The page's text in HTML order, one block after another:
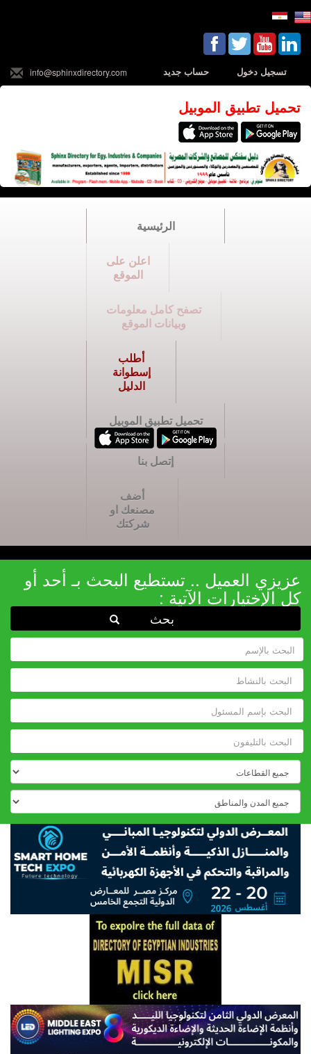
تسجيل دخول حساب جديد info@sphinxdirectory.com
تحميل تطبيق الموبيل
الرئيسية
اعلن على
الموقع
تصفح كامل معلومات
وبيانات الموقع
أطلب
إسطوانة
الدليل
تحميل تطبيق الموبيل
إتصل بنا
أضف
مصنعك او
شركتك
عزيزي العميل .. تستطيع البحث بـ أحد أو
كل الإختيارات الآتية :